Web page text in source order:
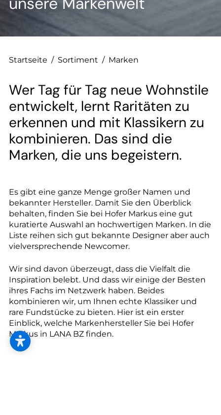
--
--
Startseite / Sortiment / Marken
Wer Tag für Tag neue Wohnstile
entwickelt, lernt Raritäten zu
erkennen und mit Klassikern zu
kombinieren. Das sind die
Marken, die uns begeistern.
Es gibt eine ganze Menge großer Namen und
bekannter Hersteller. Damit Sie den Überblick
behalten, finden Sie bei Hofer Markus eine gut
kuratierte Auswahl an hochwertigen Marken. In die
Liste reihen sich gut bekannte Designer aber auch
vielversprechende Newcomer.
Wir sind davon überzeugt, dass die Vielfalt die
Inspiration belebt. Und dass wir einige der Besten
ihres Fachs im Netzwerk haben. Beides
kombinieren wir, um Ihnen echte Klassiker und
rare Fundstücke zu bieten. Hier ist ein erster
Einblick, welche Markenhersteller Sie bei Hofer
Markus in LANA BZ finden.